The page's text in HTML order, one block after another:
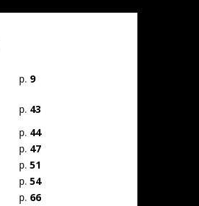
p. 9
p. 43
p. 44
p. 47
p. 51
p. 54
p. 66